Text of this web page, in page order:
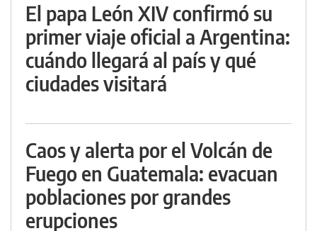
El papa León XIV confirmó su
primer viaje oficial a Argentina:
cuándo llegará al país y qué
ciudades visitará
Caos y alerta por el Volcán de
Fuego en Guatemala: evacuan
poblaciones por grandes
erupciones